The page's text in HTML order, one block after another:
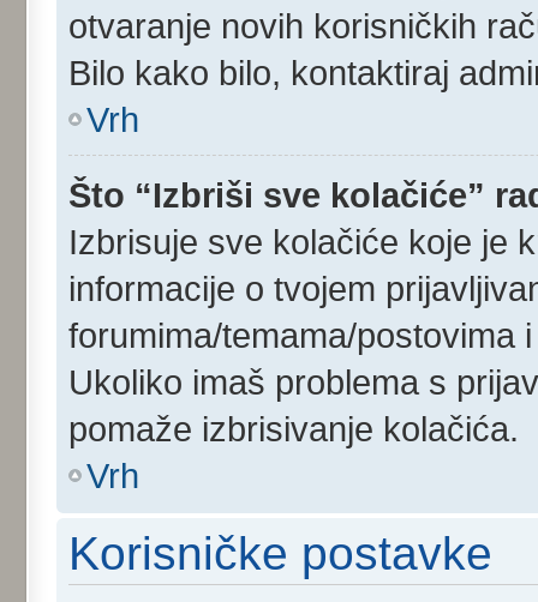
otvaranje novih korisničkih
Bilo kako bilo, kontaktiraj
Vrh
Što “Izbriši sve kolačiće”
Izbrisuje sve kolačiće koje je
informacije o tvojem
forumima/temama/postovima
Ukoliko imaš problema s
pomaže izbrisivanje kolačića.
Vrh
Korisničke postavke